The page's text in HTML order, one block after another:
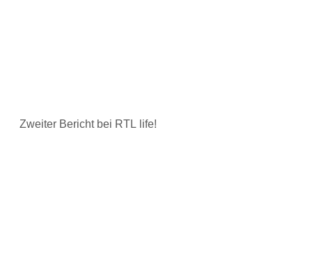
Zweiter Bericht bei RTL life!